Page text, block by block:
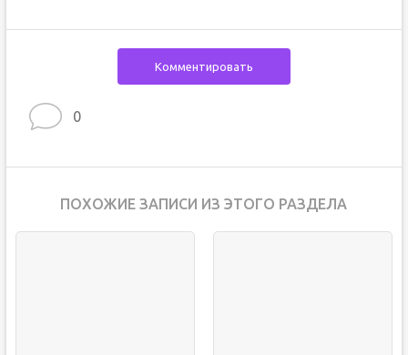
Комментировать
0
ПОХОЖИЕ ЗАПИСИ ИЗ ЭТОГО РАЗДЕЛА